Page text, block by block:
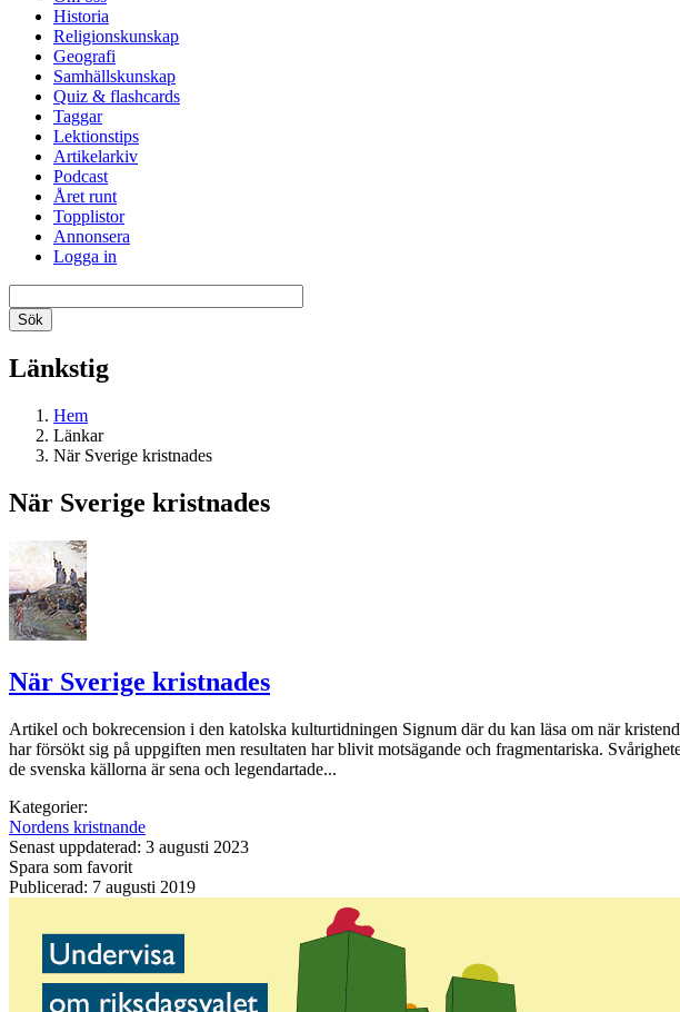
Historia
Religionskunskap
Geografi
Samhällskunskap
Quiz & flashcards
Taggar
Lektionstips
Artikelarkiv
Podcast
Året runt
Topplistor
Annonsera
Logga in
Länkstig
Hem
Länkar
När Sverige kristnades
När Sverige kristnades
När Sverige kristnades
Artikel och bokrecension i den katolska kulturtidningen Signum där du kan läsa om när
har försökt sig på uppgiften men resultaten har blivit motsägande och fragmentariska.
de svenska källorna är sena och legendartade...
Kategorier:
Nordens kristnande
Senast uppdaterad: 3 augusti 2023
Spara som favorit
Publicerad: 7 augusti 2019